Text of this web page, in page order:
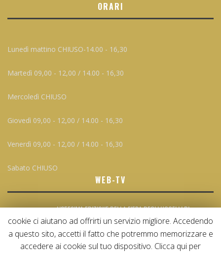
ORARI
Lunedì mattino CHIUSO-14.00 - 16,30
Martedì 09,00 - 12,00 / 14.00 - 16,30
Mercoledì CHIUSO
Giovedì 09,00 - 12,00 / 14.00 - 16,30
Venerdì 09,00 - 12,00 / 14.00 - 16,30
Sabato CHIUSO
WEB-TV
L’85ESIMA EDIZIONE DELLA FIERA DEGLI UCCELLI DI
ALMENNO A CURA DI FEDERCACCIA
5 Settembre 2019
cookie ci aiutano ad offrirti un servizio migliore. Accedendo
a questo sito, accetti il fatto che potremmo memorizzare e
accedere ai cookie sul tuo dispositivo. Clicca qui per